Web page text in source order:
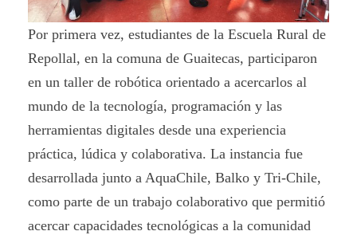
Por primera vez, estudiantes de la Escuela Rural de
Repollal, en la comuna de Guaitecas, participaron
en un taller de robótica orientado a acercarlos al
mundo de la tecnología, programación y las
herramientas digitales desde una experiencia
práctica, lúdica y colaborativa. La instancia fue
desarrollada junto a AquaChile, Balko y Tri-Chile,
como parte de un trabajo colaborativo que permitió
acercar capacidades tecnológicas a la comunidad